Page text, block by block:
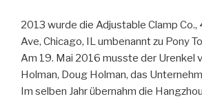
2013 wurde die Adjustable Clamp Co.,
Ave, Chicago, IL umbenannt zu Pony
Am 19. Mai 2016 musste der Urenkel
Holman, Doug Holman, das
Im selben Jahr übernahm die